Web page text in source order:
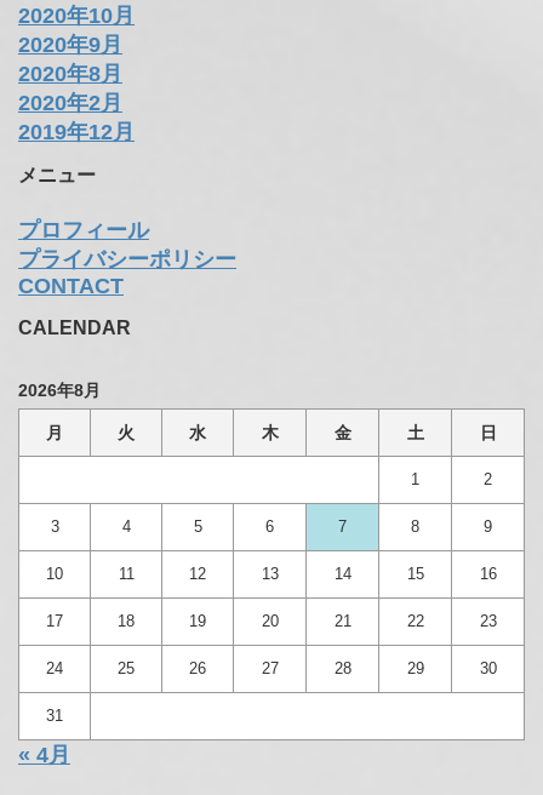
2020年10月
2020年9月
2020年8月
2020年2月
2019年12月
メニュー
プロフィール
プライバシーポリシー
CONTACT
CALENDAR
2026年8月
月 火 水 木 金 土 日
1 2
3 4 5 6 7 8 9
10 11 12 13 14 15 16
17 18 19 20 21 22 23
24 25 26 27 28 29 30
31
« 4月